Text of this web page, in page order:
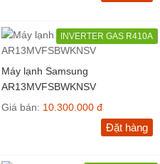
INVERTER GAS R410A
Máy lạnh Samsung
AR13MVFSBWKNSV
Giá bán: 10.300.000 đ
Đặt hàng